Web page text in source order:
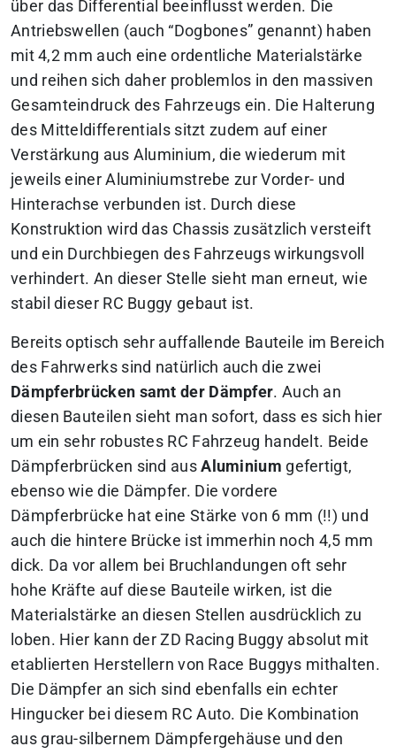
über das Differential beeinflusst werden. Die
Antriebswellen (auch “Dogbones” genannt) haben
mit 4,2 mm auch eine ordentliche Materialstärke
und reihen sich daher problemlos in den massiven
Gesamteindruck des Fahrzeugs ein. Die Halterung
des Mitteldifferentials sitzt zudem auf einer
Verstärkung aus Aluminium, die wiederum mit
jeweils einer Aluminiumstrebe zur Vorder- und
Hinterachse verbunden ist. Durch diese
Konstruktion wird das Chassis zusätzlich versteift
und ein Durchbiegen des Fahrzeugs wirkungsvoll
verhindert. An dieser Stelle sieht man erneut, wie
stabil dieser RC Buggy gebaut ist.
Bereits optisch sehr auffallende Bauteile im Bereich
des Fahrwerks sind natürlich auch die zwei
Dämpferbrücken samt der Dämpfer. Auch an
diesen Bauteilen sieht man sofort, dass es sich hier
um ein sehr robustes RC Fahrzeug handelt. Beide
Dämpferbrücken sind ausAluminium gefertigt,
ebenso wie die Dämpfer. Die vordere
Dämpferbrücke hat eine Stärke von 6 mm (!!) und
auch die hintere Brücke ist immerhin noch 4,5 mm
dick. Da vor allem bei Bruchlandungen oft sehr
hohe Kräfte auf diese Bauteile wirken, ist die
Materialstärke an diesen Stellen ausdrücklich zu
loben. Hier kann der ZD Racing Buggy absolut mit
etablierten Herstellern von Race Buggys mithalten.
Die Dämpfer an sich sind ebenfalls ein echter
Hingucker bei diesem RC Auto. Die Kombination
aus grau-silbernem Dämpfergehäuse und den